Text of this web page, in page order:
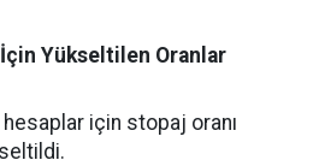
İçin Yükseltilen Oranlar
için stopaj oranı